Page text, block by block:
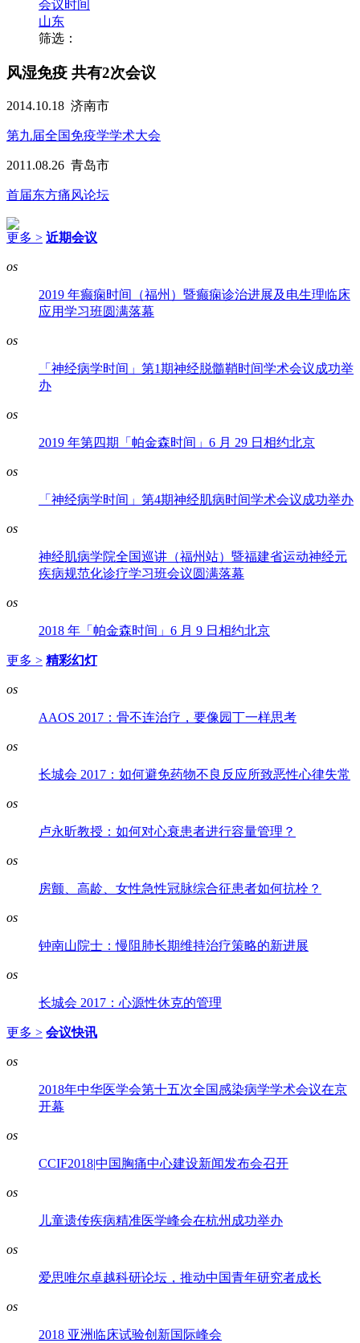
会议时间
山东
筛选：
风湿免疫 共有2次会议
2014.10.18 济南市
第九届全国免疫学学术大会
2011.08.26 青岛市
首届东方痛风论坛
更多 > 近期会议
os
2019 年癫痫时间（福州）暨癫痫诊治进展及电生理临床
应用学习班圆满落幕
os
「神经病学时间」第1期神经脱髓鞘时间学术会议成功举
办
os
2019 年第四期「帕金森时间」6 月 29 日相约北京
os
「神经病学时间」第4期神经肌病时间学术会议成功举办
os
神经肌病学院全国巡讲（福州站）暨福建省运动神经元
疾病规范化诊疗学习班会议圆满落幕
os
2018 年「帕金森时间」6 月 9 日相约北京
更多 > 精彩幻灯
os
AAOS 2017：骨不连治疗，要像园丁一样思考
os
长城会 2017：如何避免药物不良反应所致恶性心律失常
os
卢永昕教授：如何对心衰患者进行容量管理？
os
房颤、高龄、女性急性冠脉综合征患者如何抗栓？
os
钟南山院士：慢阻肺长期维持治疗策略的新进展
os
长城会 2017：心源性休克的管理
更多 > 会议快讯
os
2018年中华医学会第十五次全国感染病学学术会议在京
开幕
os
CCIF2018|中国胸痛中心建设新闻发布会召开
os
儿童遗传疾病精准医学峰会在杭州成功举办
os
爱思唯尔卓越科研论坛，推动中国青年研究者成长
os
2018 亚洲临床试验创新国际峰会